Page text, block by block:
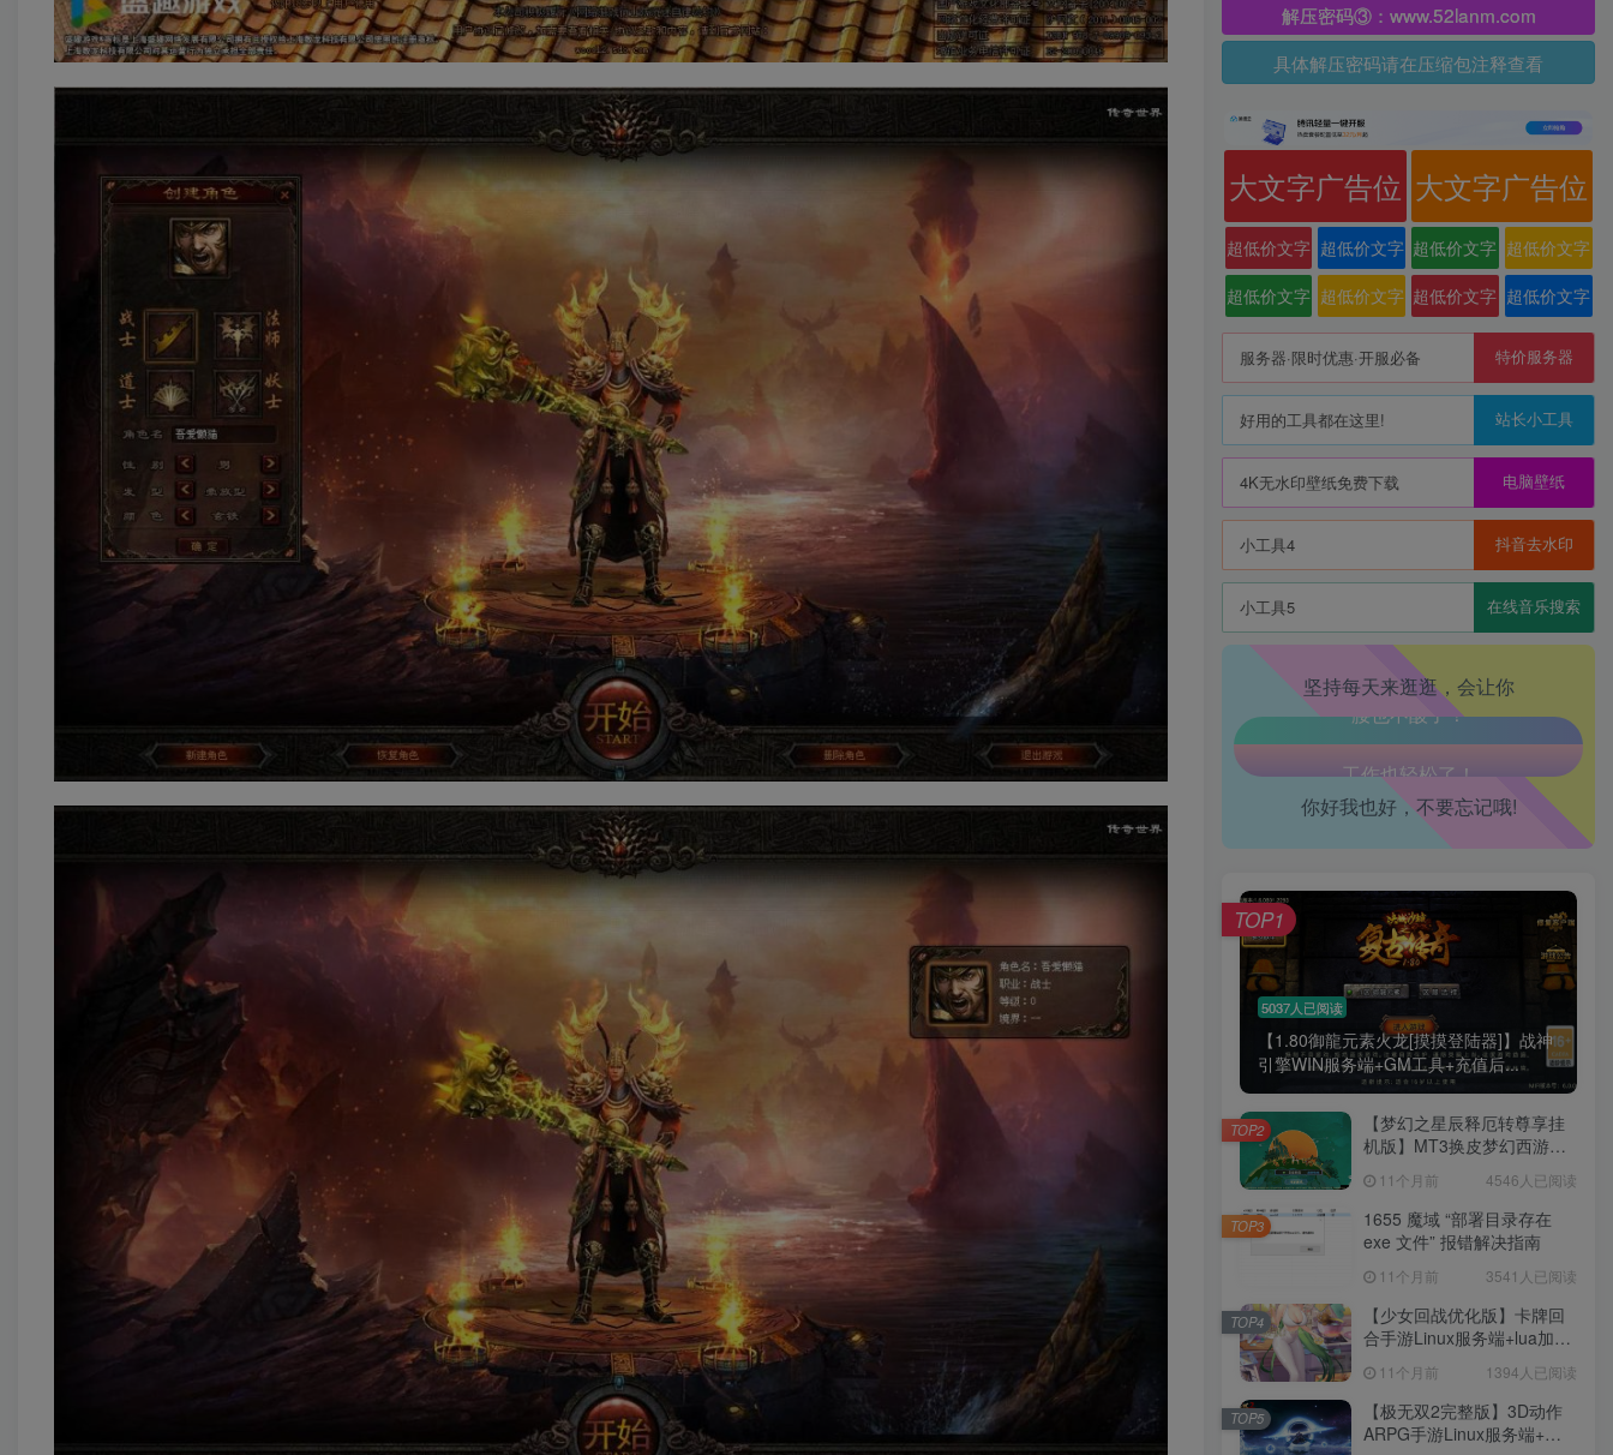
解压密码③：www.52lanm.com
具体解压密码请在压缩包注释查看
大文字广告位 大文字广告位
超低价文字
广告位
超低价文字
广告位
超低价文字
广告位
超低价文字
广告位
超低价文字
广告位
超低价文字
广告位
超低价文字
广告位
超低价文字
广告位
服务器·限时优惠·开服必备 特价服务器
好用的工具都在这里! 站长小工具
4K无水印壁纸免费下载 电脑壁纸
小工具4 抖音去水印
小工具5 在线音乐搜索
坚持每天来逛逛，会让你
生活也美好了！
心情也舒畅了！
走路也有劲了！
腰也不酸了！
工作也轻松了！
你好我也好，不要忘记哦!
5037人已阅读
【1.80御龍元素火龙[摸摸登陆器]】战神
引擎WIN服务端+GM工具+充值后...
TOP1
【梦幻之星辰释厄转尊享挂
机版】MT3换皮梦幻西游
+源码+架设教程
11个月前 4546人已阅读
TOP2
1655 魔域 “部署目录存在
exe 文件” 报错解决指南
11个月前 3541人已阅读
TOP3
【少女回战优化版】卡牌回
合手游Linux服务端+lua加解
权后台+安卓+架设教程
11个月前 1394人已阅读
TOP4
【极无双2完整版】3D动作
ARPG手游Linux服务端+全
TOP5